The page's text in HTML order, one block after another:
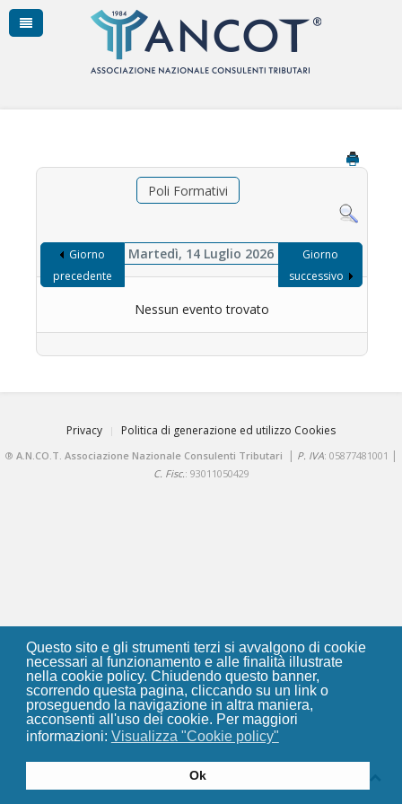
Questo sito e gli strumenti terzi si avvalgono di cookie
necessari al funzionamento e alle finalità illustrate
nella cookie policy. Chiudendo questo banner,
scorrendo questa pagina, cliccando su un link o
proseguendo la navigazione in altra maniera,
acconsenti all'uso dei cookie. Per maggiori
informazioni: Visualizza "Cookie policy"
Ok
Poli Formativi
Giorno
precedente
Martedì, 14 Luglio 2026
Giorno
successivo
Nessun evento trovato
Privacy Politica di generazione ed utilizzo Cookies
® A.N.CO.T. Associazione Nazionale Consulenti Tributari | P. IVA: 05877481001 |
C. Fisc.: 93011050429